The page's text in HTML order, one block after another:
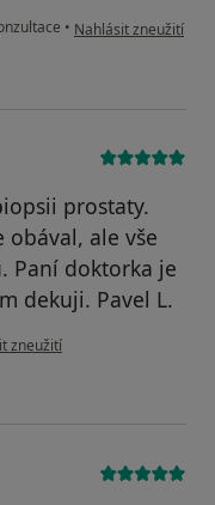
• podle názoru
Nahlásit zneužití
prostaty.
obával, ale vše
Paní doktorka je
dekuji. Pavel L.
uživatele Pavel L.
zneužití